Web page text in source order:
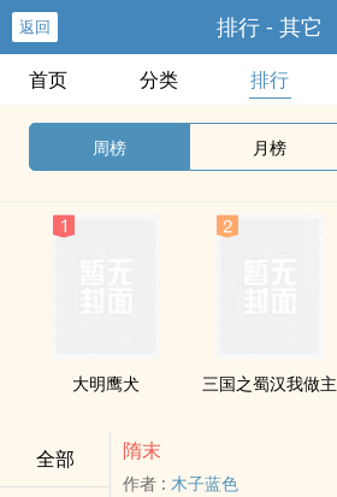
返回 排行 - 其它
首页 分类 排行
周榜 月榜
大明鹰犬 三国之蜀汉我做主
全部 隋末
作者 : 木子蓝色